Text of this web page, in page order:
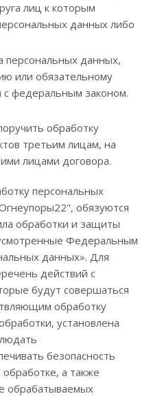
лиц к которым
данных либо
персональных данных,
или обязательному
с федеральным законом.
обработку
третьим лицам, на
лицами договора.
персональных
обязуются
обработки и защиты
Федеральным
данных». Для
действий с
будут совершаться
обработку
установлена
безопасность
а также
обрабатываемых